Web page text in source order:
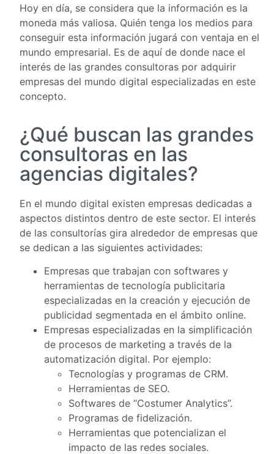
Hoy en día, se considera que la información es la
moneda más valiosa. Quién tenga los medios para
conseguir esta información jugará con ventaja en el
mundo empresarial. Es de aquí de donde nace el
interés de las grandes consultoras por adquirir
empresas del mundo digital especializadas en este
concepto.
¿Qué buscan las grandes
consultoras en las
agencias digitales?
En el mundo digital existen empresas dedicadas a
aspectos distintos dentro de este sector. El interés
de las consultorías gira alrededor de empresas que
se dedican a las siguientes actividades:
Empresas que trabajan con softwares y
herramientas de tecnología publicitaria
especializadas en la creación y ejecución de
publicidad segmentada en el ámbito online.
Empresas especializadas en la simplificación
de procesos de marketing a través de la
automatización digital. Por ejemplo:
Tecnologías y programas de CRM.
Herramientas de SEO.
Softwares de “Costumer Analytics”.
Programas de fidelización.
Herramientas que potencializan el
impacto de las redes sociales.